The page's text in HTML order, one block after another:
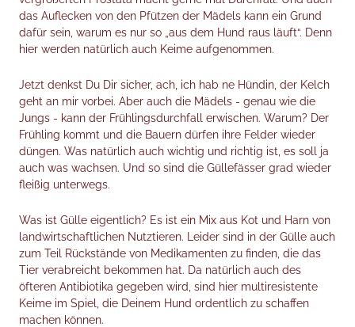
Magazin
das Auflecken von den Pfützen der Mädels kann ein Grund
dafür sein, warum es nur so „aus dem Hund raus läuft“. Denn
hier werden natürlich auch Keime aufgenommen.
Jetzt denkst Du Dir sicher, ach, ich hab ne Hündin, der Kelch
geht an mir vorbei. Aber auch die Mädels - genau wie die
Jungs - kann der Frühlingsdurchfall erwischen. Warum? Der
Frühling kommt und die Bauern dürfen ihre Felder wieder
düngen. Was natürlich auch wichtig und richtig ist, es soll ja
auch was wachsen. Und so sind die Güllefässer grad wieder
fleißig unterwegs.
Was ist Gülle eigentlich? Es ist ein Mix aus Kot und Harn von
landwirtschaftlichen Nutztieren. Leider sind in der Gülle auch
zum Teil Rückstände von Medikamenten zu finden, die das
Tier verabreicht bekommen hat. Da natürlich auch des
öfteren Antibiotika gegeben wird, sind hier multiresistente
Keime im Spiel, die Deinem Hund ordentlich zu schaffen
machen können.